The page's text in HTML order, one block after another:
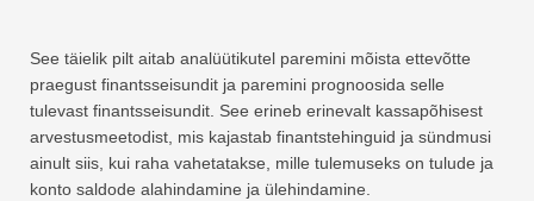
See täielik pilt aitab analüütikutel paremini mõista ettevõtte
praegust finantsseisundit ja paremini prognoosida selle
tulevast finantsseisundit. See erineb erinevalt kassapõhisest
arvestusmeetodist, mis kajastab finantstehinguid ja sündmusi
ainult siis, kui raha vahetatakse, mille tulemuseks on tulude ja
konto saldode alahindamine ja ülehindamine.